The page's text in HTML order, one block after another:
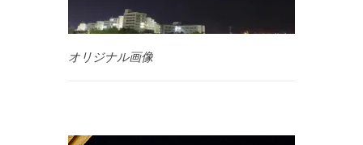
オリジナル画像